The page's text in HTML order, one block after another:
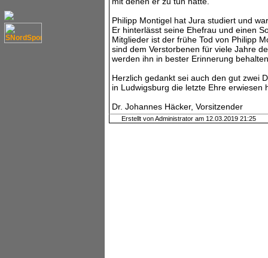
Philipp Montigel hat Jura studiert und
Er hinterlässt seine Ehefrau und einen
Mitglieder ist der frühe Tod von Philipp
sind dem Verstorbenen für viele Jahre
werden ihn in bester Erinnerung
Herzlich gedankt sei auch den gut zwei
in Ludwigsburg die letzte Ehre erwiesen
Dr. Johannes Häcker, Vorsitzender
Erstellt von Administrator am 12.03.2019 21:25